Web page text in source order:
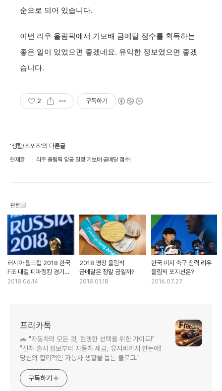
순으로 되어 있습니다.
이번 리우 올림픽에서 기보배 금메달 점수를 획득하는
좋은 일이 있었으면 좋겠네요. 유익한 정보였으면 좋겠
습니다.
2 구독하기
'생활/스포츠'의 다른글
현재글 리우 올림픽 양궁 일정 기보배 금메달 점수!
관련글
러시아 월드컵 2018 한국
F조 대결 피파랭킹 경기
날짜 시간
2018.06.14
2018 평창 올림픽
금메달은 정말 금일까?
2018.01.18
한국 피지 축구 전력 리우
올림픽 포지션은?
2016.07.27
프리카톡
🚗 "자동차의 모든 것, 현명한 선택을 위한 가이드!"
"신차 출시 정보부터 자동차 세금, 유지비까지 한눈에!
당신의 합리적인 자동차 생활을 돕는 블로그."
구독하기